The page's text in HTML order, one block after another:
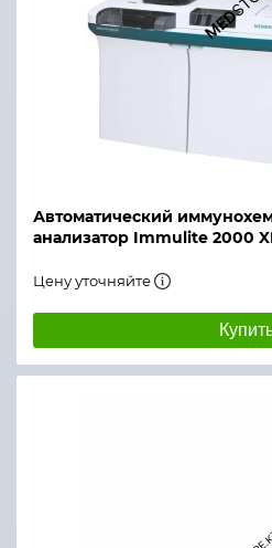
Автоматический
анализатор Immulite 2000
Цену уточняйте